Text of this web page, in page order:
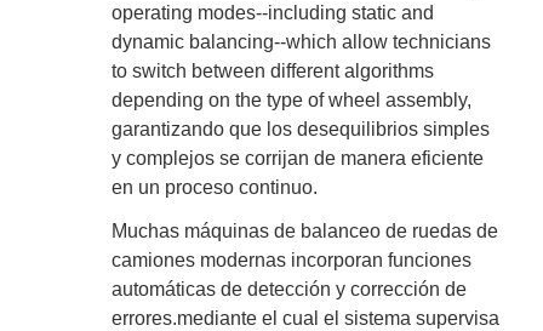
operating modes--including static and
dynamic balancing--which allow technicians
to switch between different algorithms
depending on the type of wheel assembly,
garantizando que los desequilibrios simples
y complejos se corrijan de manera eficiente
en un proceso continuo.
Muchas máquinas de balanceo de ruedas de
camiones modernas incorporan funciones
automáticas de detección y corrección de
errores.mediante el cual el sistema supervisa